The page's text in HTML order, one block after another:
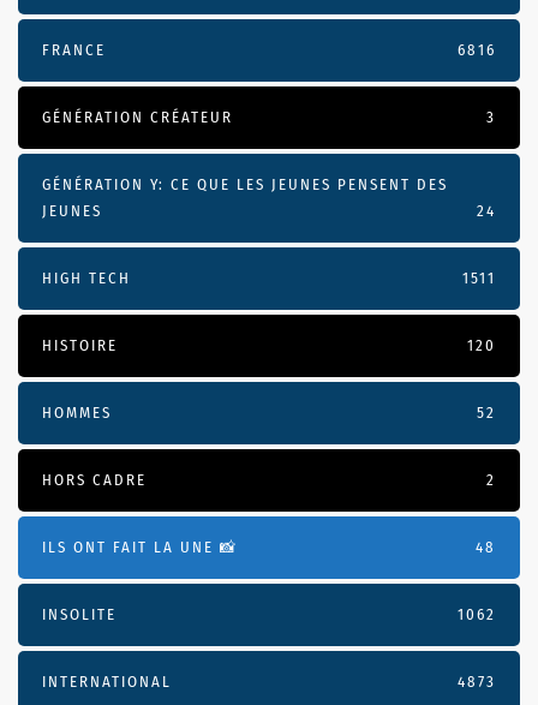
FRANCE 6816
GÉNÉRATION CRÉATEUR 3
GÉNÉRATION Y: CE QUE LES JEUNES PENSENT DES
JEUNES
24
HIGH TECH 1511
HISTOIRE 120
HOMMES 52
HORS CADRE 2
ILS ONT FAIT LA UNE 📸 48
INSOLITE 1062
INTERNATIONAL 4873